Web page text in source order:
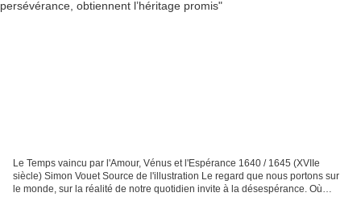
Le Temps vaincu par l'Amour, Vénus et l'Espérance 1640 / 1645 (XVIIe
siècle) Simon Vouet Source de l'illustration Le regard que nous portons sur
le monde, sur la réalité de notre quotidien invite à la désespérance. Où